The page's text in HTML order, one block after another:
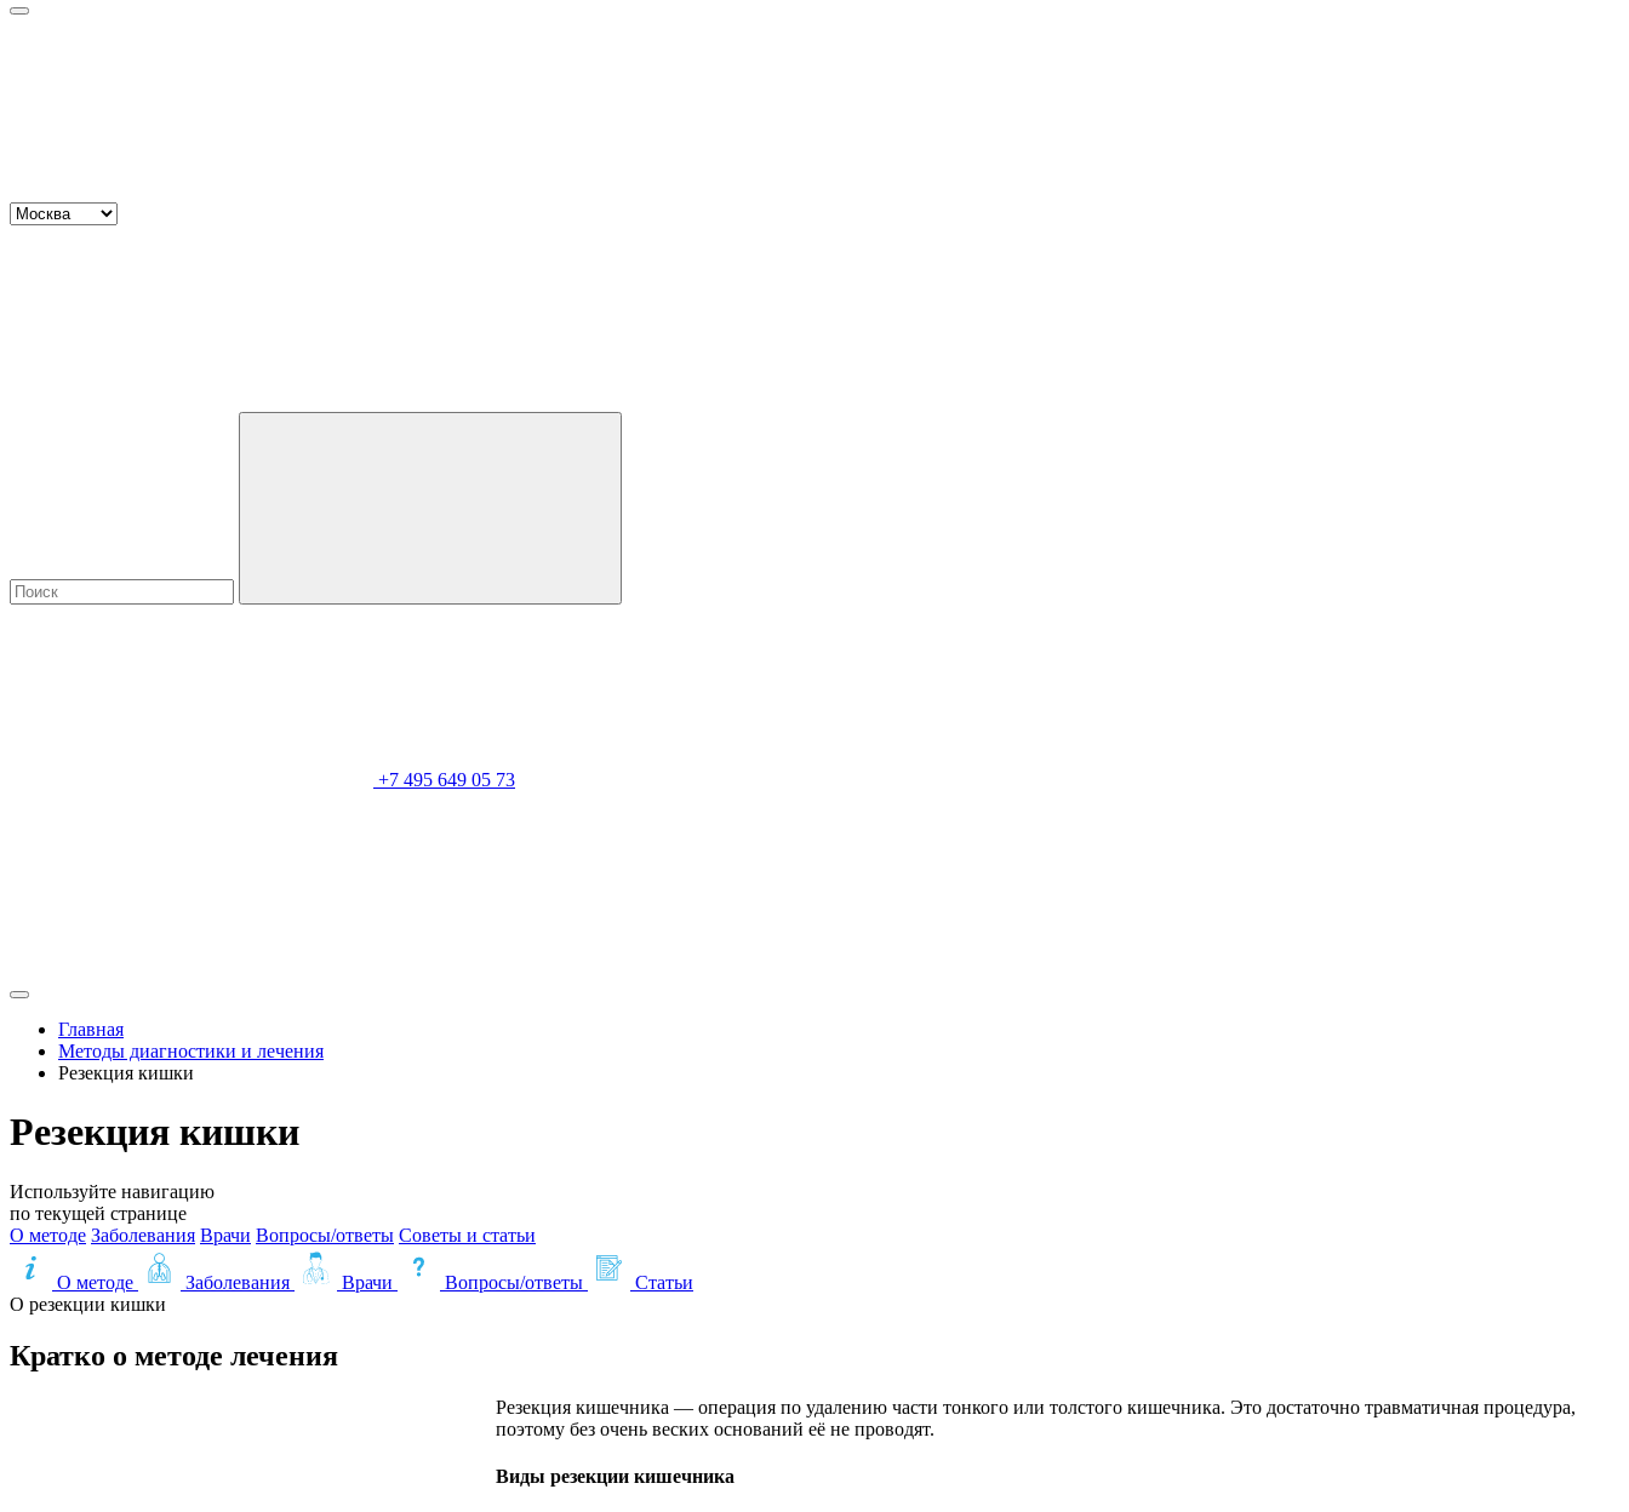
+7 495 649 05 73
Главная
Методы диагностики и лечения
Резекция кишки
Резекция кишки
Используйте навигацию
по текущей странице
О методе Заболевания Врачи Вопросы/ответы Советы и статьи
О методе Заболевания Врачи Вопросы/ответы
Статьи
О резекции кишки
Кратко о методе лечения
Резекция кишечника — операция по удалению части тонкого или толстого кишечника. Это достаточно травматичная процедура,
поэтому без очень веских оснований её не проводят.
Виды резекции кишечника